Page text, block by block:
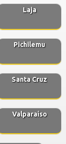
Laja
Pichilemu
Santa Cruz
Valparaíso